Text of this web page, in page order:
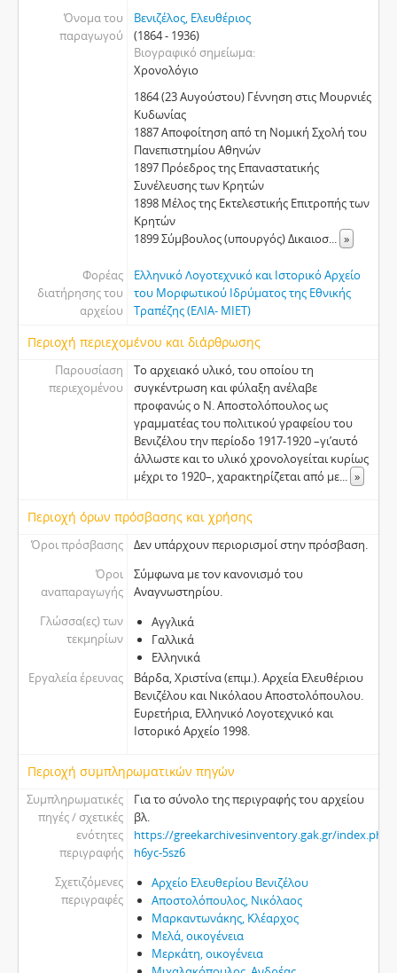
Όνομα του
παραγωγού
Βενιζέλος, Ελευθέριος
(1864 - 1936)
Βιογραφικό σημείωμα
Χρονολόγιο
1864 (23 Αυγούστου) Γέννηση στις Μουρνιές
Κυδωνίας
1887 Αποφοίτηση από τη Νομική Σχολή του
Πανεπιστημίου Αθηνών
1897 Πρόεδρος της Επαναστατικής
Συνέλευσης των Κρητών
1898 Μέλος της Εκτελεστικής Επιτροπής των
Κρητών
1899 Σύμβουλος (υπουργός) Δικαιοσ... »
Φορέας
διατήρησης του
αρχείου
Ελληνικό Λογοτεχνικό και Ιστορικό Αρχείο
του Μορφωτικού Ιδρύματος της Εθνικής
Τραπέζης (ΕΛΙΑ- ΜΙΕΤ)
Περιοχή περιεχομένου και διάρθρωσης
Παρουσίαση
περιεχομένου
Το αρχειακό υλικό, του οποίου τη
συγκέντρωση και φύλαξη ανέλαβε
προφανώς ο Ν. Αποστολόπουλος ως
γραμματέας του πολιτικού γραφείου του
Βενιζέλου την περίοδο 1917-1920 –γι’αυτό
άλλωστε και το υλικό χρονολογείται κυρίως
μέχρι το 1920–, χαρακτηρίζεται από με... »
Περιοχή όρων πρόσβασης και χρήσης
Όροι πρόσβασης
Δεν υπάρχουν περιορισμοί στην πρόσβαση.
Όροι
αναπαραγωγής
Σύμφωνα με τον κανονισμό του
Αναγνωστηρίου.
Γλώσσα(ες) των
τεκμηρίων
Αγγλικά
Γαλλικά
Ελληνικά
Εργαλεία έρευνας
Βάρδα, Χριστίνα (επιμ.). Αρχεία Ελευθέριου
Βενιζέλου και Νικόλαου Αποστολόπουλου.
Ευρετήρια, Ελληνικό Λογοτεχνικό και
Ιστορικό Αρχείο 1998.
Περιοχή συμπληρωματικών πηγών
Συμπληρωματικές
πηγές / σχετικές
ενότητες
περιγραφής
Για το σύνολο της περιγραφής του αρχείου
βλ.
https://greekarchivesinventory.gak.gr/index.php/
h6yc-5sz6
Σχετιζόμενες
περιγραφές
Αρχείο Ελευθερίου Βενιζέλου
Αποστολόπουλος, Νικόλαος
Μαρκαντωνάκης, Κλέαρχος
Μελά, οικογένεια
Μερκάτη, οικογένεια